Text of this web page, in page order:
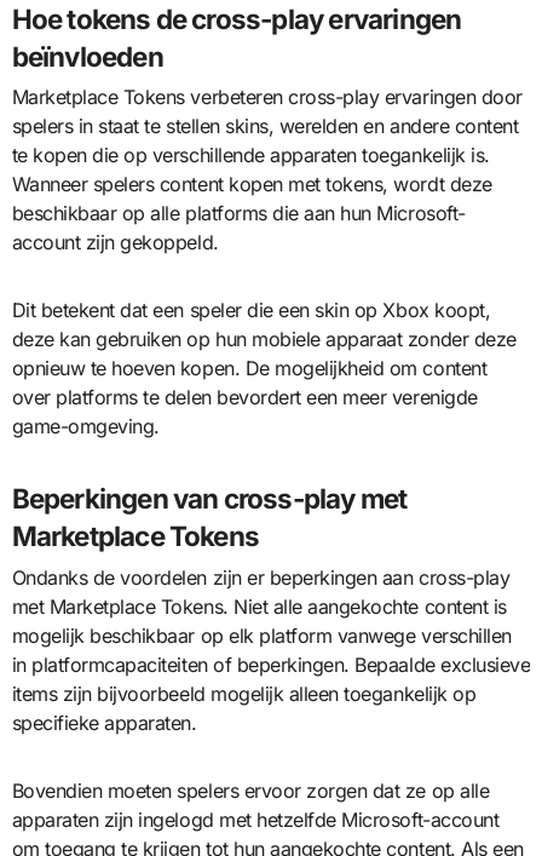
Hoe tokens de cross-play ervaringen
beïnvloeden
Marketplace Tokens verbeteren cross-play ervaringen door
spelers in staat te stellen skins, werelden en andere content
te kopen die op verschillende apparaten toegankelijk is.
Wanneer spelers content kopen met tokens, wordt deze
beschikbaar op alle platforms die aan hun Microsoft-
account zijn gekoppeld.
Dit betekent dat een speler die een skin op Xbox koopt,
deze kan gebruiken op hun mobiele apparaat zonder deze
opnieuw te hoeven kopen. De mogelijkheid om content
over platforms te delen bevordert een meer verenigde
game-omgeving.
Beperkingen van cross-play met
Marketplace Tokens
Ondanks de voordelen zijn er beperkingen aan cross-play
met Marketplace Tokens. Niet alle aangekochte content is
mogelijk beschikbaar op elk platform vanwege verschillen
in platformcapaciteiten of beperkingen. Bepaalde exclusieve
items zijn bijvoorbeeld mogelijk alleen toegankelijk op
specifieke apparaten.
Bovendien moeten spelers ervoor zorgen dat ze op alle
apparaten zijn ingelogd met hetzelfde Microsoft-account
om toegang te krijgen tot hun aangekochte content. Als een